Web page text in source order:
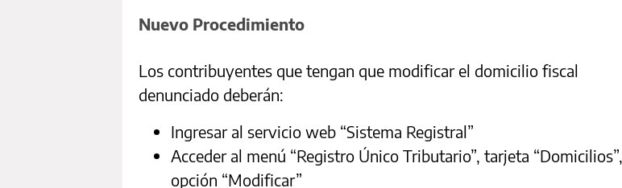
Nuevo Procedimiento
Los contribuyentes que tengan que modificar el domicilio fiscal
denunciado deberán:
Ingresar al servicio web “Sistema Registral”
Acceder al menú “Registro Único Tributario”, tarjeta “Domicilios”,
opción “Modificar”